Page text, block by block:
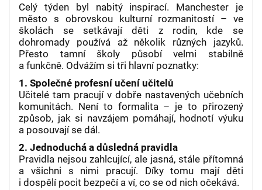
Celý týden byl nabitý inspirací. Manchester je
město s obrovskou kulturní rozmanitostí – ve
školách se setkávají děti z rodin, kde se
dohromady používá až několik různých jazyků.
Přesto tamní školy působí velmi stabilně
a funkčně. Odvážím si tři hlavní poznatky:
1. Společné profesní učení učitelů
Učitelé tam pracují v dobře nastavených učebních
komunitách. Není to formalita – je to přirozený
způsob, jak si navzájem pomáhají, hodnotí výuku
a posouvají se dál.
2. Jednoduchá a důsledná pravidla
Pravidla nejsou zahlcující, ale jasná, stále přítomná
a všichni s nimi pracují. Díky tomu mají děti
i dospělí pocit bezpečí a ví, co se od nich očekává.